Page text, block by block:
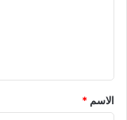
*
الاسم *